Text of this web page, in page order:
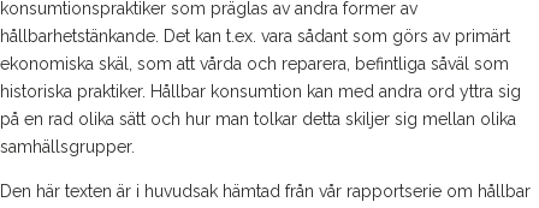
konsumtionspraktiker som präglas av andra former av
hållbarhetstänkande. Det kan t.ex. vara sådant som görs av primärt
ekonomiska skäl, som att vårda och reparera, befintliga såväl som
historiska praktiker. Hållbar konsumtion kan med andra ord yttra sig
på en rad olika sätt och hur man tolkar detta skiljer sig mellan olika
samhällsgrupper.
Den här texten är i huvudsak hämtad från vår rapportserie om hållbar